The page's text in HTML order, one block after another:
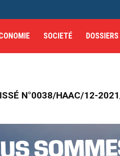
SOCIETÉ DOSSIERS
N°0038/HAAC/12-